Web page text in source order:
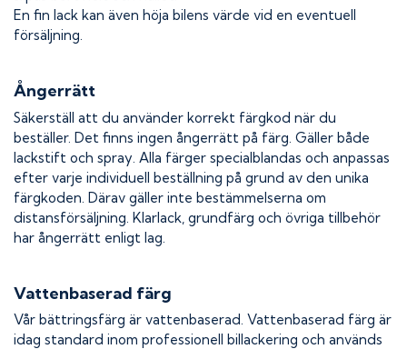
En fin lack kan även höja bilens värde vid en eventuell
försäljning.
Ångerrätt
Säkerställ att du använder korrekt färgkod när du
beställer. Det finns ingen ångerrätt på färg. Gäller både
lackstift och spray. Alla färger specialblandas och anpassas
efter varje individuell beställning på grund av den unika
färgkoden. Därav gäller inte bestämmelserna om
distansförsäljning. Klarlack, grundfärg och övriga tillbehör
har ångerrätt enligt lag.
Vattenbaserad färg
Vår bättringsfärg är vattenbaserad. Vattenbaserad färg är
idag standard inom professionell billackering och används